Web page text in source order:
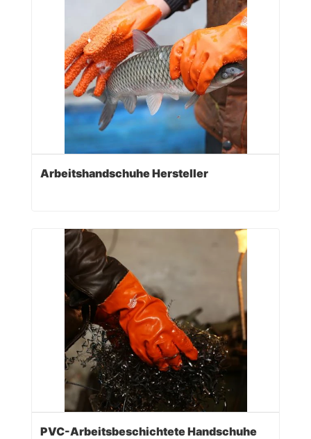
Arbeitshandschuhe Hersteller
PVC-Arbeitsbeschichtete Handschuhe